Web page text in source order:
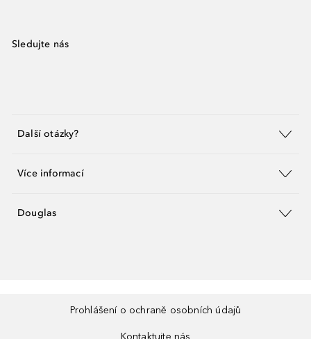
Sledujte nás
Další otázky?
Více informací
Douglas
Prohlášení o ochraně osobních údajů
Kontaktujte nás